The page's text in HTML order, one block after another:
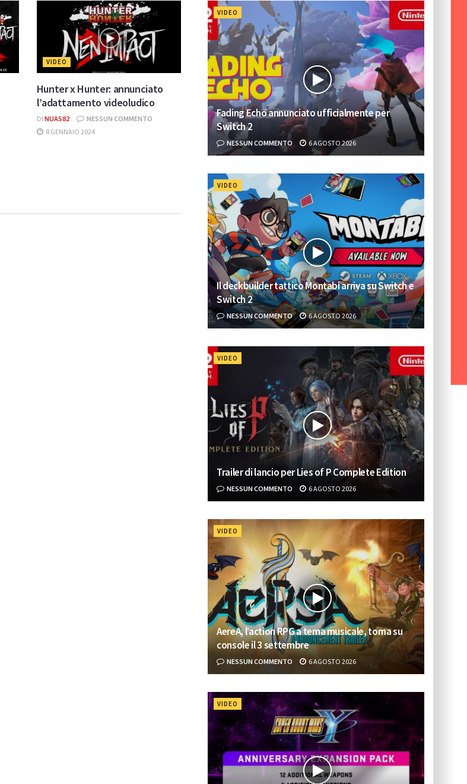
VIDEO
Hunter x Hunter: annunciato
l’adattamento videoludico
DI NUAS82
NESSUN COMMENTO
8 GENNAIO 2024
VIDEO
Fading Echo annunciato ufficialmente per
Switch 2
NESSUN COMMENTO 6 AGOSTO 2026
VIDEO
Il deckbuilder tattico Montabi arriva su Switch e
Switch 2
NESSUN COMMENTO 6 AGOSTO 2026
VIDEO
Trailer di lancio per Lies of P Complete Edition
NESSUN COMMENTO 6 AGOSTO 2026
VIDEO
AereA, l’action RPG a tema musicale, torna su
console il 3 settembre
NESSUN COMMENTO 6 AGOSTO 2026
VIDEO